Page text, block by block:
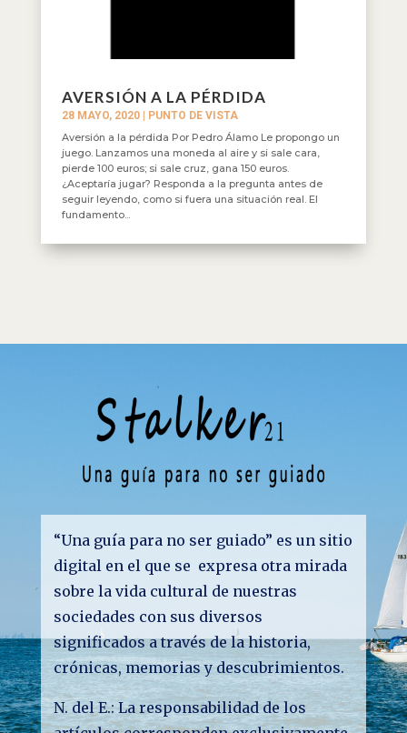
AVERSIÓN A LA PÉRDIDA
28 MAYO, 2020| PUNTO DE VISTA
Aversión a la pérdida Por Pedro Álamo Le propongo un
juego. Lanzamos una moneda al aire y si sale cara,
pierde 100 euros; si sale cruz, gana 150 euros.
¿Aceptaría jugar? Responda a la pregunta antes de
seguir leyendo, como si fuera una situación real. El
fundamento...
“Una guía para no ser guiado” es un sitio
digital en el que se expresa otra mirada
sobre la vida cultural de nuestras
sociedades con sus diversos
significados a través de la historia,
crónicas, memorias y descubrimientos.
N. del E.: La responsabilidad de los